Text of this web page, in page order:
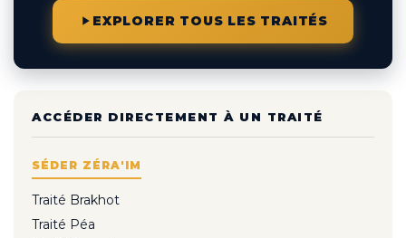
EXPLORER TOUS LES TRAITÉS
ACCÉDER DIRECTEMENT À UN TRAITÉ
SÉDER ZÉRA'IM
Traité Brakhot
Traité Péa